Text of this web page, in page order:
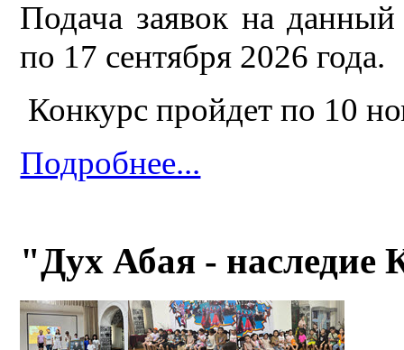
Подача заявок на
по 17 сентября 2026 года.
Конкурс пройдет по 10
Подробнее...
"Дух Абая - наследие